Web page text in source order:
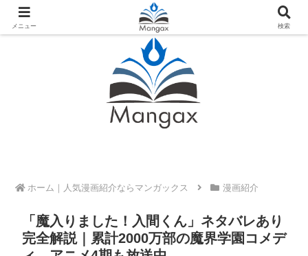
人気おすすめ漫画紹介ならMangax（マンガックス）
ホーム 漫画紹介
「魔入りました！入間くん」ネタバレあり
完全解説｜累計2000万部の魔界学園コメデ
メニュー 検索